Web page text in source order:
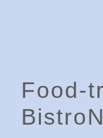
Food-